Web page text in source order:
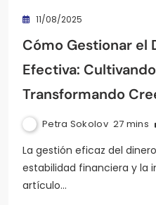
11/08/2025
Cómo Gestionar el
Efectiva:
Transformando
Petra Sokolov 27 mins
La gestión eficaz del
estabilidad financiera y la
artículo…